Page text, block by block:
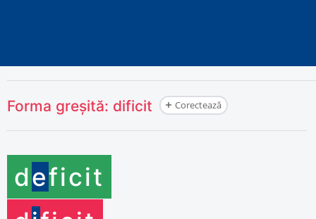
Forma greșită: dificit Corectează
deficit